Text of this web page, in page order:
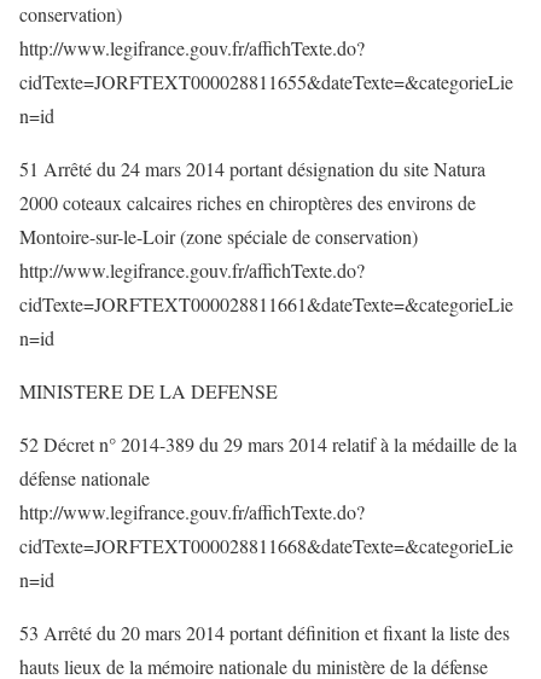
conservation)
http://www.legifrance.gouv.fr/affichTexte.do?
cidTexte=JORFTEXT000028811655&dateTexte=&categorieLie
n=id
51 Arrêté du 24 mars 2014 portant désignation du site Natura
2000 coteaux calcaires riches en chiroptères des environs de
Montoire-sur-le-Loir (zone spéciale de conservation)
http://www.legifrance.gouv.fr/affichTexte.do?
cidTexte=JORFTEXT000028811661&dateTexte=&categorieLie
n=id
MINISTERE DE LA DEFENSE
52 Décret n° 2014-389 du 29 mars 2014 relatif à la médaille de la
défense nationale
http://www.legifrance.gouv.fr/affichTexte.do?
cidTexte=JORFTEXT000028811668&dateTexte=&categorieLie
n=id
53 Arrêté du 20 mars 2014 portant définition et fixant la liste des
hauts lieux de la mémoire nationale du ministère de la défense